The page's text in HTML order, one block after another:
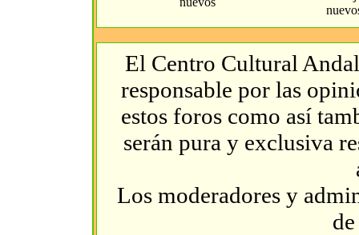
El Centro Cultural
responsable por las
estos foros como así
serán pura y exclusiva
Los moderadores y